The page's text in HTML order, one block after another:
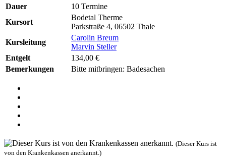
Dauer
10 Termine
Kursort
Bodetal Therme
Parkstraße 4, 06502 Thale
Kursleitung
Carolin Breum
Marvin Steller
Entgelt
134,00 €
Bemerkungen
Bitte mitbringen: Badesachen
(Dieser Kurs ist
von den Krankenkassen anerkannt.)